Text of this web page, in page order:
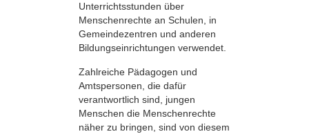
Unterrichtsstunden über
Menschenrechte an Schulen, in
Gemeindezentren und anderen
Bildungseinrichtungen verwendet.
Zahlreiche Pädagogen und
Amtspersonen, die dafür
verantwortlich sind, jungen
Menschen die Menschenrechte
näher zu bringen, sind von diesem